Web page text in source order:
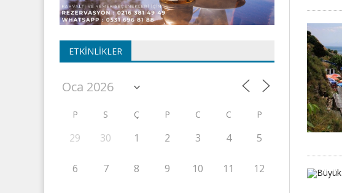
ETKINLIKLER
P S Ç P C C P
29 30 1 2 3 4 5
6 7 8 9 10 11 12